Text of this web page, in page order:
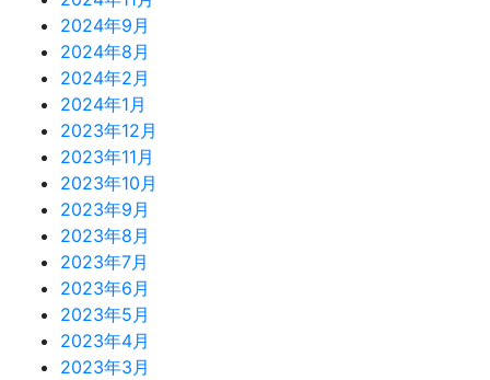
2024年9月
2024年8月
2024年2月
2024年1月
2023年12月
2023年11月
2023年10月
2023年9月
2023年8月
2023年7月
2023年6月
2023年5月
2023年4月
2023年3月